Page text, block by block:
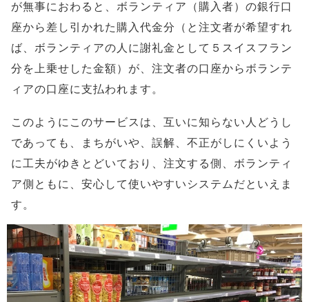
が無事におわると、ボランティア（購入者）の銀行口
座から差し引かれた購入代金分（と注文者が希望すれ
ば、ボランティアの人に謝礼金として５スイスフラン
分を上乗せした金額）が、注文者の口座からボランテ
ィアの口座に支払われます。
このようにこのサービスは、互いに知らない人どうし
であっても、まちがいや、誤解、不正がしにくいよう
に工夫がゆきとどいており、注文する側、ボランティ
ア側ともに、安心して使いやすいシステムだといえま
す。